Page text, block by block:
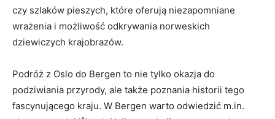
czy szlaków⁣ pieszych,​ które⁢ oferują niezapomniane
⁢wrażenia i możliwość odkrywania norweskich
dziewiczych⁢ krajobrazów.
Podróż z Oslo do Bergen‌ to nie‌ tylko‌ okazja do
podziwiania przyrody, ale także‌ poznania historii tego
fascynującego kraju. W Bergen​ warto odwiedzić‌ m.in.